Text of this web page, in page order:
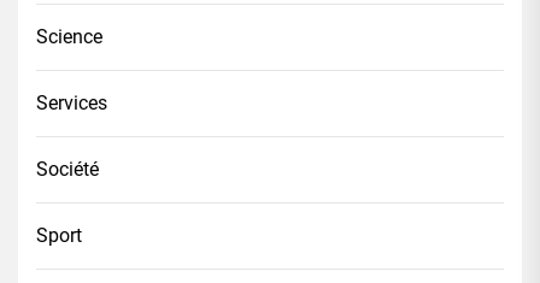
Science
Services
Société
Sport